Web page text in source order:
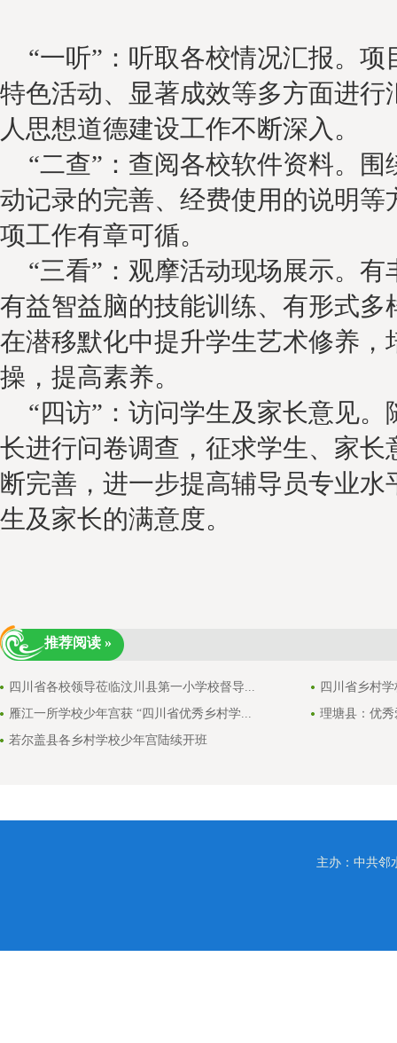
“一听”：听取各校情况汇报。
特色活动、显著成效等多方面进行
人思想道德建设工作不断深入。
“二查”：查阅各校软件资料。
动记录的完善、经费使用的说明等
项工作有章可循。
“三看”：观摩活动现场展示。
有益智益脑的技能训练、有形式多
在潜移默化中提升学生艺术修养，
操，提高素养。
“四访”： 访问学生及家长意见。
长进行问卷调查，征求学生、家长
断完善， 进一步提高辅导员专业水
生及家长的满意度。
推荐阅读 »
四川省各校领导莅临汶川县第一小学校督导...
四川省乡村
雁江一所学校少年宫获 “四川省优秀乡村学...
理塘县：优
若尔盖县各乡村学校少年宫陆续开班
主办：中共